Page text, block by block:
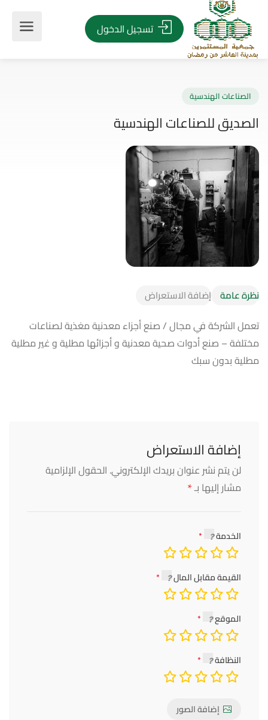
تسجيل الدخول
الهندسية
للصناعات الهندسية
نظرة عامة إضافة الاستعراض
تعمل الشركة في مجال / صنع أجزاء معدنية مغذية لصناعات
مختلفة – صنع أدوات صحية معدنية و أجزائها مطلية و غير مطلية
مطلية بدون سبك
إضافة الاستعراض
لن يتم نشر عنوان بريدك الإلكتروني. الحقول الإلزامية
مشار إليها بـ*
الخدمة
القيمة مقابل المال
الموقع
النظافة
إضافة الصور